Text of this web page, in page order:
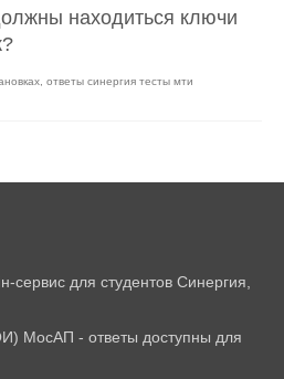
находиться ключи
ответы синергия тесты мти
для студентов Синергия,
МосАП - ответы доступны для